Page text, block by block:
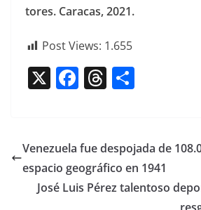
tores. Cara­cas, 2021.
Post Views: 1.655
X F
e
b
o
T
a
d
s
p
ar
tir
Venezuela fue despojada de
espacio geográfico en 1941
José Luis Pérez talentoso